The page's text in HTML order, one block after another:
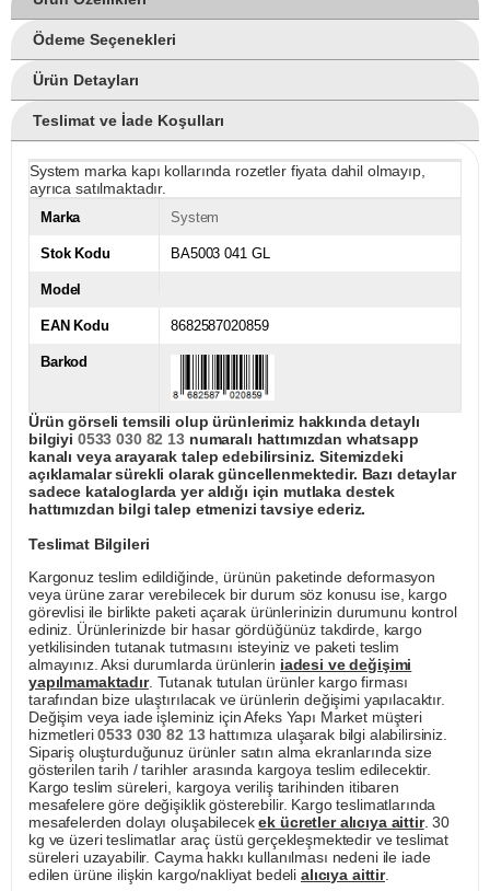
Ödeme Seçenekleri
Ürün Detayları
Teslimat ve İade Koşulları
System marka kapı kollarında rozetler fiyata dahil olmayıp,
ayrıca satılmaktadır.
Marka System
Stok Kodu BA5003 041 GL
Model
EAN Kodu 8682587020859
Barkod
Ürün görseli temsili olup ürünlerimiz hakkında detaylı
bilgiyi 0533 030 82 13numaralı hattımızdan whatsapp
kanalı veya arayarak talep edebilirsiniz. Sitemizdeki
açıklamalar sürekli olarak güncellenmektedir. Bazı detaylar
sadece kataloglarda yer aldığı için mutlaka destek
hattımızdan bilgi talep etmenizi tavsiye ederiz.
Teslimat Bilgileri
Kargonuz teslim edildiğinde, ürünün paketinde deformasyon
veya ürüne zarar verebilecek bir durum söz konusu ise, kargo
görevlisi ile birlikte paketi açarak ürünlerinizin durumunu kontrol
ediniz. Ürünlerinizde bir hasar gördüğünüz takdirde, kargo
yetkilisinden tutanak tutmasını isteyiniz ve paketi teslim
almayınız. Aksi durumlarda ürünlerin iadesi ve değişimi
yapılmamaktadır. Tutanak tutulan ürünler kargo firması
tarafından bize ulaştırılacak ve ürünlerin değişimi yapılacaktır.
Değişim veya iade işleminiz için Afeks Yapı Market müşteri
hizmetleri0533 030 82 13hattımıza ulaşarak bilgi alabilirsiniz.
Sipariş oluşturduğunuz ürünler satın alma ekranlarında size
gösterilen tarih / tarihler arasında kargoya teslim edilecektir.
Kargo teslim süreleri, kargoya veriliş tarihinden itibaren
mesafelere göre değişiklik gösterebilir. Kargo teslimatlarında
mesafelerden dolayı oluşabilecekek ücretler alıcıya aittir. 30
kg ve üzeri teslimatlar araç üstü gerçekleşmektedir ve teslimat
süreleri uzayabilir. Cayma hakkı kullanılması nedeni ile iade
edilen ürüne ilişkin kargo/nakliyat bedeli alıcıya aittir.